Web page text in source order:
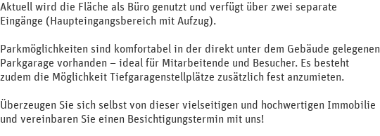
Aktuell wird die Fläche als Büro genutzt und verfügt über zwei separate
Eingänge (Haupteingangsbereich mit Aufzug).
Parkmöglichkeiten sind komfortabel in der direkt unter dem Gebäude gelegenen
Parkgarage vorhanden – ideal für Mitarbeitende und Besucher. Es besteht
zudem die Möglichkeit Tiefgaragenstellplätze zusätzlich fest anzumieten.
Überzeugen Sie sich selbst von dieser vielseitigen und hochwertigen Immobilie
und vereinbaren Sie einen Besichtigungstermin mit uns!